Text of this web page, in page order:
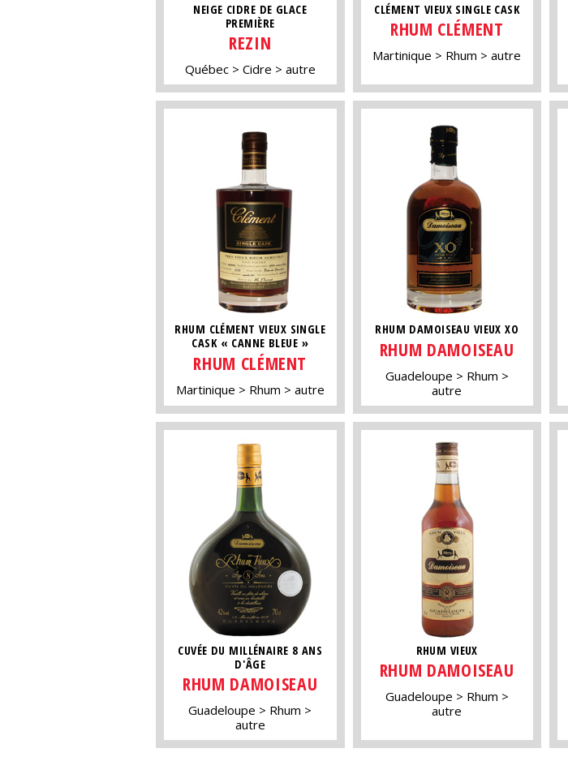
NEIGE CIDRE DE GLACE
PREMIÈRE
REZIN
Québec Cidre autre
CLÉMENT VIEUX SINGLE CASK
RHUM CLÉMENT
Martinique Rhum autre
RHUM CLÉMENT VIEUX SINGLE
CASK « CANNE BLEUE »
RHUM CLÉMENT
Martinique Rhum autre
RHUM DAMOISEAU VIEUX XO
RHUM DAMOISEAU
Guadeloupe
Rhum
autre
CUVÉE DU MILLÉNAIRE 8 ANS
D'ÂGE
RHUM DAMOISEAU
Guadeloupe
Rhum
autre
RHUM VIEUX
RHUM DAMOISEAU
Guadeloupe
Rhum
autre